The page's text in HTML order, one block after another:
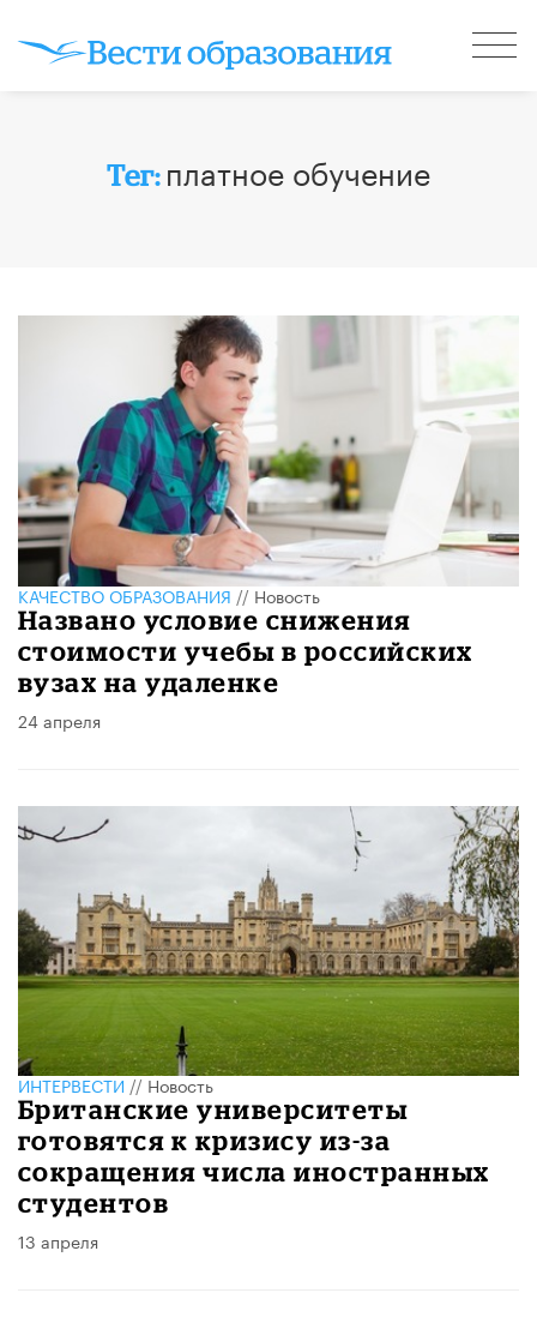
Тег: платное обучение
КАЧЕСТВО ОБРАЗОВАНИЯ//Новость
Названо условие снижения
стоимости учебы в российских
вузах на удаленке
24 апреля
ИНТЕРВЕСТИ//Новость
Британские университеты
готовятся к кризису из-за
сокращения числа иностранных
студентов
13 апреля